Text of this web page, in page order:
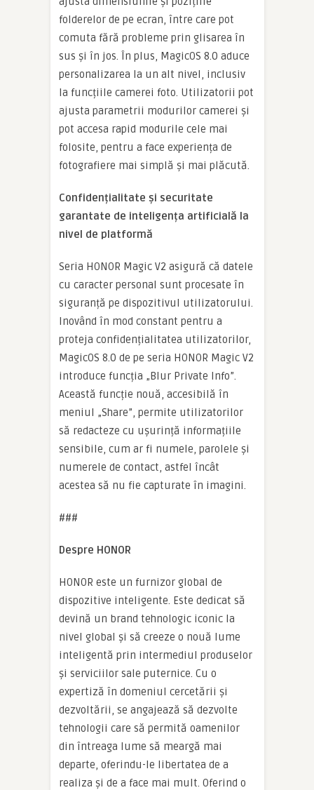
folderelor de pe ecran, între care pot
comuta fără probleme prin glisarea în
sus și în jos. În plus, MagicOS 8.0 aduce
personalizarea la un alt nivel, inclusiv
la funcțiile camerei foto. Utilizatorii pot
ajusta parametrii modurilor camerei și
pot accesa rapid modurile cele mai
folosite, pentru a face experiența de
fotografiere mai simplă și mai plăcută.
Confidențialitate și securitate
garantate de inteligența artificială la
nivel de platformă
Seria HONOR Magic V2 asigură că datele
cu caracter personal sunt procesate în
siguranță pe dispozitivul utilizatorului.
Inovând în mod constant pentru a
proteja confidențialitatea utilizatorilor,
MagicOS 8.0 de pe seria HONOR Magic V2
introduce funcția „Blur Private Info”.
Această funcție nouă, accesibilă în
meniul „Share”, permite utilizatorilor
să redacteze cu ușurință informațiile
sensibile, cum ar fi numele, parolele și
numerele de contact, astfel încât
acestea să nu fie capturate în imagini.
###
Despre HONOR
HONOR este un furnizor global de
dispozitive inteligente. Este dedicat să
devină un brand tehnologic iconic la
nivel global și să creeze o nouă lume
inteligentă prin intermediul produselor
și serviciilor sale puternice. Cu o
expertiză în domeniul cercetării și
dezvoltării, se angajează să dezvolte
tehnologii care să permită oamenilor
din întreaga lume să meargă mai
departe, oferindu-le libertatea de a
realiza și de a face mai mult. Oferind o